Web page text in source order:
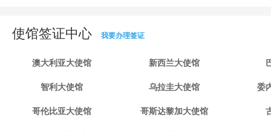
使馆签证中心 我要办理签证
澳大利亚大使馆 新西兰大使馆
智利大使馆 乌拉圭大使馆 委
哥伦比亚大使馆 哥斯达黎加大使馆